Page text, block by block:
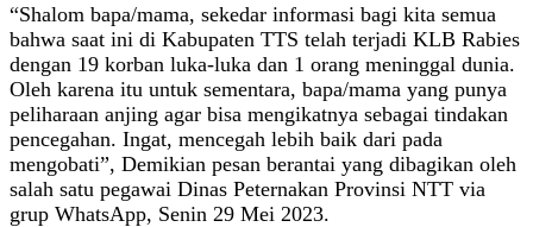
“Shalom bapa/mama, sekedar informasi bagi kita semua
bahwa saat ini di Kabupaten TTS telah terjadi KLB Rabies
dengan 19 korban luka-luka dan 1 orang meninggal dunia.
Oleh karena itu untuk sementara, bapa/mama yang punya
peliharaan anjing agar bisa mengikatnya sebagai tindakan
pencegahan. Ingat, mencegah lebih baik dari pada
mengobati”, Demikian pesan berantai yang dibagikan oleh
salah satu pegawai Dinas Peternakan Provinsi NTT via
grup WhatsApp, Senin 29 Mei 2023.